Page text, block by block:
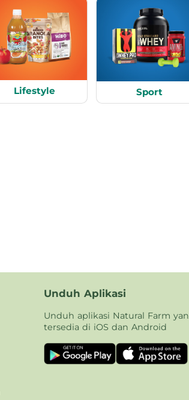
Lifestyle Sport
Unduh Aplikasi
Unduh aplikasi Natural Farm
tersedia di iOS dan Android